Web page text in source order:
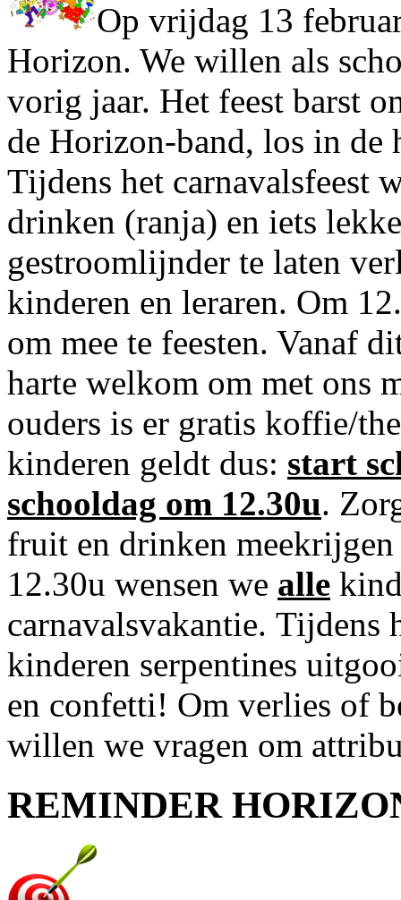
Op vrijdag 13
Horizon. We willen als
vorig jaar. Het feest barst
de Horizon-band, los in de
Tijdens het carnavalsfeest
drinken (ranja) en iets
gestroomlijnder te laten
kinderen en leraren. Om
om mee te feesten. Vanaf
harte welkom om met ons
ouders is er gratis koffie/
kinderen geldt dus: start
schooldag om 12.30u.
fruit en drinken
12.30u wensen we alle
carnavalsvakantie. Tijdens
kinderen serpentines
en confetti! Om verlies of
willen we vragen om
REMINDER